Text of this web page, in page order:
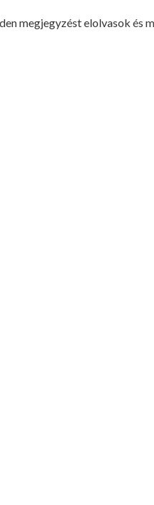
megjegyzést elolvasok és